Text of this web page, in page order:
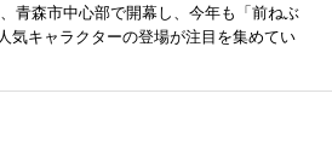
青森市中心部で開幕し、今年も「前ねぶ
気キャラクターの登場が注目を集めてい